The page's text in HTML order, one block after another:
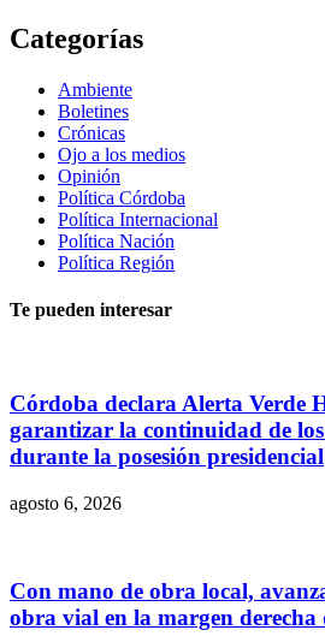
Categorías
Ambiente
Boletines
Crónicas
Ojo a los medios
Opinión
Política Córdoba
Política Internacional
Política Nación
Política Región
Te pueden interesar
Córdoba declara Alerta Verde
garantizar la continuidad de
durante la posesión presidencial
agosto 6, 2026
Con mano de obra local,
obra vial en la margen derecha